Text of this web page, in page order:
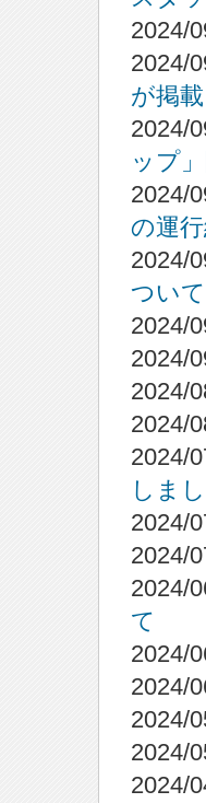
2024/
2024/
が掲
2024/
ップ
2024/
の運
2024/
ついて
2024/
2024/
2024/
2024/
2024/
しま
2024/
2024/
2024/
て
2024/
2024/
2024/
2024/
2024/